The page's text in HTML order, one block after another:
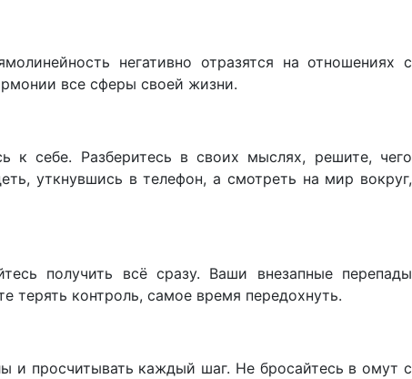
негативно отразятся на отношениях с
все сферы своей жизни.
к себе. Разберитесь в своих мыслях, решите, чего
уткнувшись в телефон, а смотреть на мир вокруг,
получить всё сразу. Ваши внезапные перепады
терять контроль, самое время передохнуть.
и просчитывать каждый шаг. Не бросайтесь в омут с